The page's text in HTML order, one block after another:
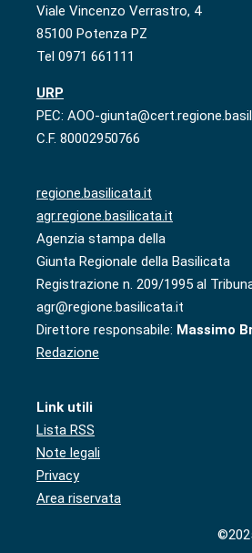
Viale Vincenzo Verrastro, 4
85100 Potenza PZ
Tel 0971 661111
URP
PEC: AOO-
C.F. 80002950766
regione.basilicata.it
agr.regione.basilicata.it
Agenzia stampa della
Giunta Regionale della Basilicata
Registrazione n. 209/1995 al
agr@regione.basilicata.it
Direttore responsabile: Massimo
Redazione
Link utili
Lista RSS
Note legali
Privacy
Area riservata